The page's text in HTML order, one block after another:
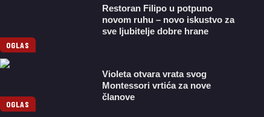
OGLAS
Restoran Filipo u potpuno
novom ruhu – novo iskustvo za
sve ljubitelje dobre hrane
OGLAS
Violeta otvara vrata svog
Montessori vrtića za nove
članove